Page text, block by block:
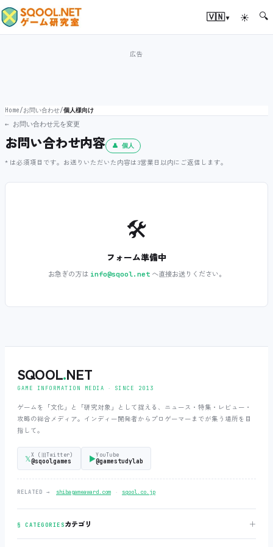
🇻🇳▾ ☀ 🔍
Home/お問い合わせ/個人様向け
← お問い合わせ元を変更
お問い合わせ内容 👤 個人
* は必須項目です。お送りいただいた内容は3営業日以内にご返信します。
🛠️
フォーム準備中
お急ぎの方は info@sqool.netへ直接お送りください。
SQOOL.NET
GAME INFORMATION MEDIA ‧ SINCE 2013
ゲームを「文化」と「研究対象」として捉える、ニュース・特集・レビュー・
攻略の総合メディア。インディー開発者からプロゲーマーまでが集う場所を目
指して。
𝕏X (旧Twitter)
@sqoolgames ▶YouTube
@gamestudylab
RELATED → shibagameaward.com ‧ sqool.co.jp
§ CATEGORIESカテゴリ ＋